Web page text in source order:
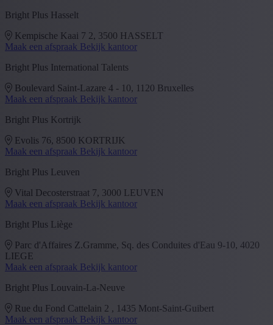
Bright Plus Hasselt
Kempische Kaai 7 2, 3500 HASSELT
Maak een afspraak Bekijk kantoor
Bright Plus International Talents
Boulevard Saint-Lazare 4 - 10, 1120 Bruxelles
Maak een afspraak Bekijk kantoor
Bright Plus Kortrijk
Evolis 76, 8500 KORTRIJK
Maak een afspraak Bekijk kantoor
Bright Plus Leuven
Vital Decosterstraat 7, 3000 LEUVEN
Maak een afspraak Bekijk kantoor
Bright Plus Liège
Parc d'Affaires Z.Gramme, Sq. des Conduites d'Eau 9-10, 4020
LIEGE
Maak een afspraak Bekijk kantoor
Bright Plus Louvain-La-Neuve
Rue du Fond Cattelain 2 , 1435 Mont-Saint-Guibert
Maak een afspraak Bekijk kantoor